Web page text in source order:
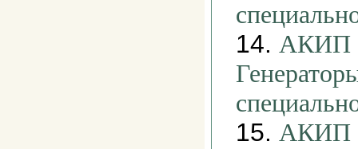
14. АКИП
15. АКИП